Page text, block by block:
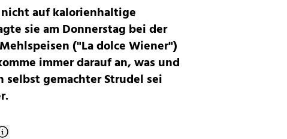
auf kalorienhaltige
sie am Donnerstag bei der
("La dolce Wiener")
immer darauf an, was und
selbst gemachter Strudel sei